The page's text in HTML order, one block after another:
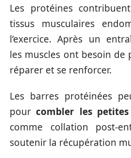
Les protéines
tissus musculaires
l’exercice. Après un
les muscles ont besoin de
réparer et se renforcer.
Les barres protéinées
pourcombler les
comme collation post-
soutenir la récupération